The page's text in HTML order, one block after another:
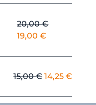
original
era:
30,00 €.
actual
20,00€
El
original
era:
20,00 €.
19,00€
actual
es:
19,00 €.
15,00€ El
original
14,25 €